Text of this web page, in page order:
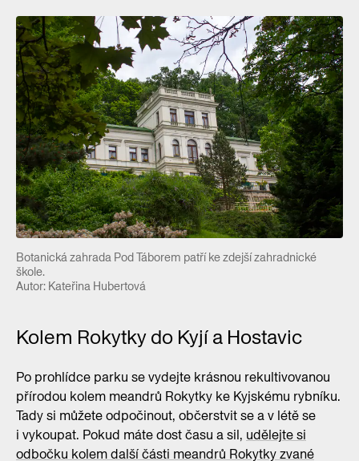
Botanická zahrada Pod Táborem patří ke zdejší zahradnické
škole.
Autor: Kateřina Hubertová
Kolem Rokytky do Kyjí a Hostavic
Po prohlídce parku se vydejte krásnou rekultivovanou
přírodou kolem meandrů Rokytky ke Kyjskému rybníku.
Tady si můžete odpočinout, občerstvit se a v létě se
i vykoupat. Pokud máte dost času a sil, udělejte si
odbočku kolem další části meandrů Rokytky zvané